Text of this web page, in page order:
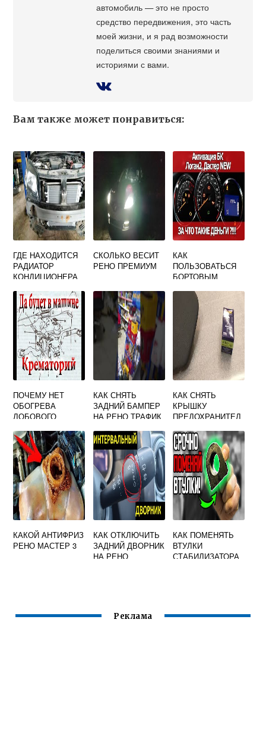
автомобиль — это не просто
средство передвижения, это часть
моей жизни, и я рад возможности
поделиться своими знаниями и
историями с вами.
Вам также может понравиться:
ГДЕ НАХОДИТСЯ
РАДИАТОР
КОНДИЦИОНЕРА
СКОЛЬКО ВЕСИТ
РЕНО ПРЕМИУМ
КАК
ПОЛЬЗОВАТЬСЯ
БОРТОВЫМ
НА РЕНО ЛОГАН 1
ПОЧЕМУ НЕТ
ОБОГРЕВА
ЛОБОВОГО
ДИЗЕЛЬНОМ
ДАСТЕРЕ
КАК СНЯТЬ
ЗАДНИЙ БАМПЕР
НА РЕНО ТРАФИК
КАК СНЯТЬ
КРЫШКУ
ПРЕДОХРАНИТЕЛ
РЕНО ЛОГАН 2
КАКОЙ АНТИФРИЗ
РЕНО МАСТЕР 3
КАК ОТКЛЮЧИТЬ
ЗАДНИЙ ДВОРНИК
НА РЕНО
КАК ПОМЕНЯТЬ
ВТУЛКИ
СТАБИЛИЗАТОРА
Реклама